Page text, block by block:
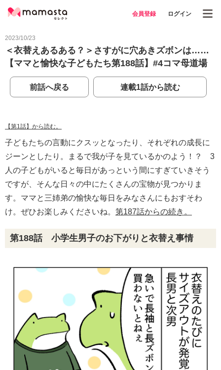
会員登録 ログイン
2023/10/23
＜衣替えあるある？＞さすがに穴あきズボンは……
【ママと愉快な子どもたち第188話】#4コマ母道場
前話へ戻る 連載1話から読む
【第1話】から読む。
子どもたちの言動にクスッとなったり、それぞれの成長に
ジーンとしたり。まるで我が子を見ているかのよう！？ 3
人の子どもがいると毎日があっという間にすぎていきそう
ですが、そんな日々の中にたくさんの宝物が見つかりま
す。ママと三姉弟の愉快な毎日をみなさんにもおすそわ
け。ぜひお楽しみくださいね。 第187話からの続き。
第188話 小学生男子のお下がりと衣替え事情